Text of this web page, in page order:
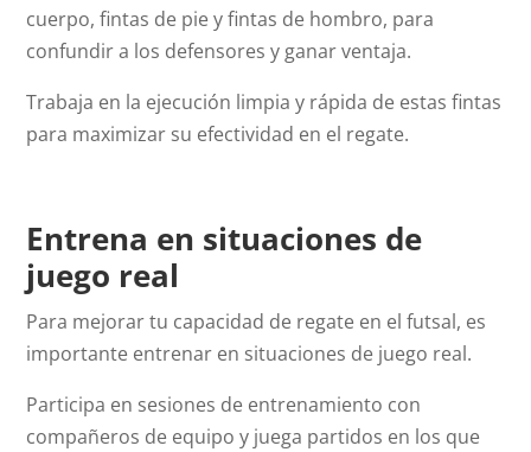
cuerpo, fintas de pie y fintas de hombro, para
confundir a los defensores y ganar ventaja.
Trabaja en la ejecución limpia y rápida de estas fintas
para maximizar su efectividad en el regate.
Entrena en situaciones de
juego real
Para mejorar tu capacidad de regate en el futsal, es
importante entrenar en situaciones de juego real.
Participa en sesiones de entrenamiento con
compañeros de equipo y juega partidos en los que